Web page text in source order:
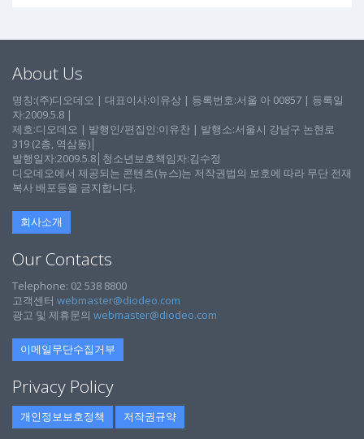
About Us
명칭:(주)디오데오 | 대표이사:이유상 | 등록번호:서울 아 00857 | 등록일
자:2009.5.8 |
제호:디오데오 | 발행인/편집인:이유찬 | 발행소:서울시 강남구 논현로
319 (2층, 역삼동)│
발행일자:2009.5.8│청소년보호책임자:김수정
디오데오에서 제공되는 콘텐츠(뉴스)는 저작권법의 보호에 따라 무단 전재
복사 배포등을 금지합니다.
회사소개
Our Contacts
Telephone: 02 538 8800
고객센터 webmaster@diodeo.com
광고 및 제휴문의 webmaster@diodeo.com
이메일무단수집거부
Privacy Policy
개인정보보호정책 저작권규약